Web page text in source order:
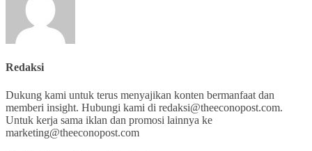
Redaksi
Dukung kami untuk terus menyajikan konten bermanfaat dan
memberi insight. Hubungi kami di redaksi@theeconopost.com.
Untuk kerja sama iklan dan promosi lainnya ke
marketing@theeconopost.com